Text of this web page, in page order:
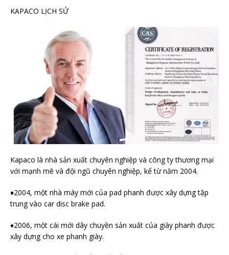
KAPACO LỊCH SỬ
Kapaco là nhà sản xuất chuyên nghiệp và công ty thương mại
với mạnh mẽ và đội ngũ chuyên nghiệp, kể từ năm 2004.
♦2004, một nhà máy mới của pad phanh được xây dựng tập
trung vào car disc brake pad.
♦2006, một cái mới dây chuyền sản xuất của giày phanh được
xây dựng cho xe phanh giày.